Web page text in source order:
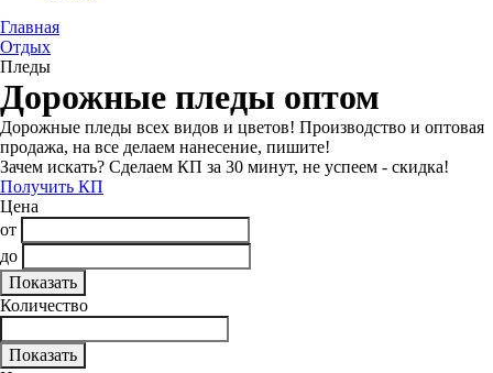
Главная
Отдых
Пледы
Дорожные пледы оптом
Дорожные пледы всех видов и цветов! Производство и оптовая
продажа, на все делаем нанесение, пишите!
Зачем искать? Сделаем КП за 30 минут, не успеем - скидка!
Получить КП
Цена
от
до
Количество